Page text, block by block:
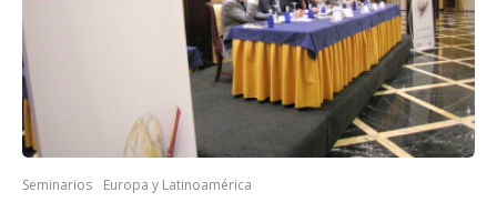
Seminarios Europa y Latinoamérica